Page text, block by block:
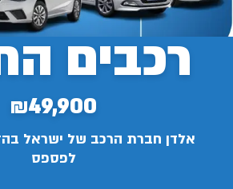
רכבים
₪49,900
אלדן חברת הרכב של ישראל
לפספס